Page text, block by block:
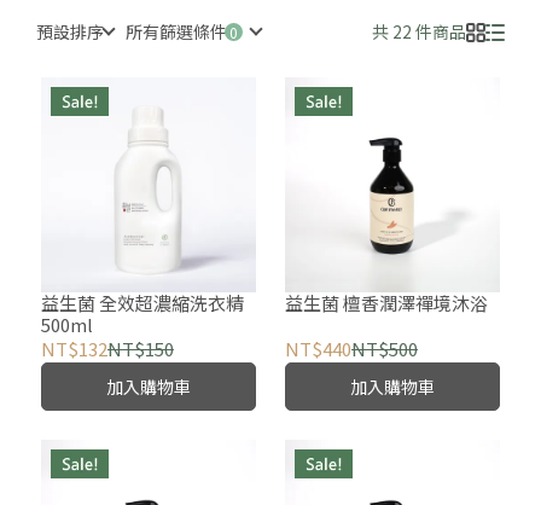
預設排序 所有篩選條件 共 22 件商品
益生菌 全效超濃縮洗衣精
500ml
NT$132NT$150
加入購物車
益生菌 檀香潤澤禪境沐浴
NT$440NT$500
加入購物車